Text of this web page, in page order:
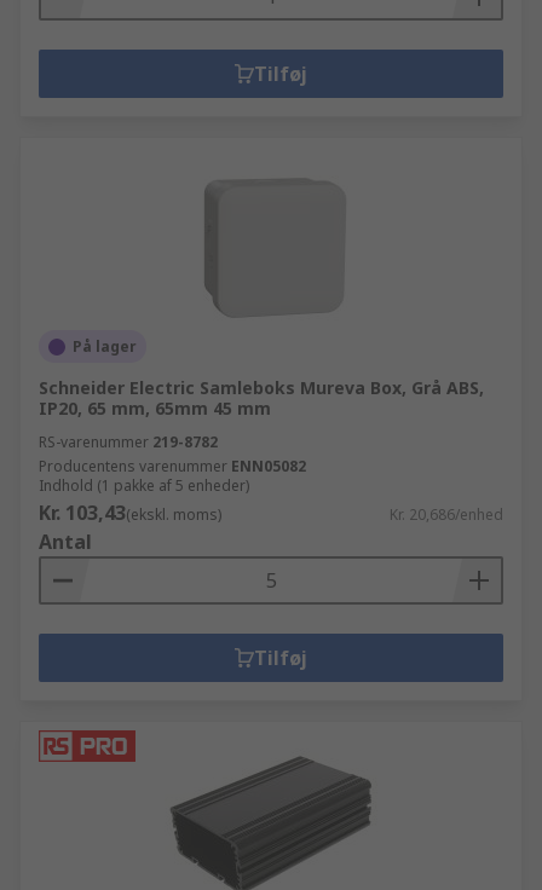
Tilføj
På lager
Schneider Electric Samleboks Mureva Box, Grå ABS,
IP20, 65 mm, 65mm 45 mm
RS-varenummer 219-8782
Producentens varenummer ENN05082
Indhold (1 pakke af 5 enheder)
Kr. 103,43(ekskl. moms) Kr. 20,686/enhed
Antal
Tilføj